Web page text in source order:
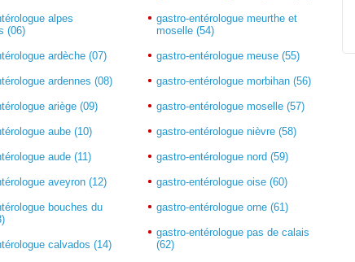
alpes
(06)
ardèche (07)
ardennes (08)
ariège (09)
aube (10)
aude (11)
aveyron (12)
bouches du
calvados (14)
gastro-entérologue meurthe et
moselle (54)
gastro-entérologue meuse (55)
gastro-entérologue morbihan (56)
gastro-entérologue moselle (57)
gastro-entérologue nièvre (58)
gastro-entérologue nord (59)
gastro-entérologue oise (60)
gastro-entérologue orne (61)
gastro-entérologue pas de calais
(62)